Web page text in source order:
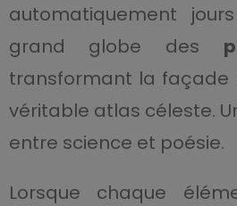
automatiquement
grand globe des
transformant la façade
véritable atlas céleste.
entre science et poésie.
Lorsque chaque